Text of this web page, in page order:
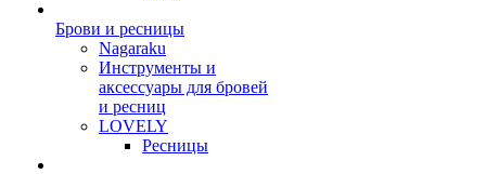
Брови и ресницы
Nagaraku
Инструменты и
аксессуары для бровей
и ресниц
LOVELY
Ресницы